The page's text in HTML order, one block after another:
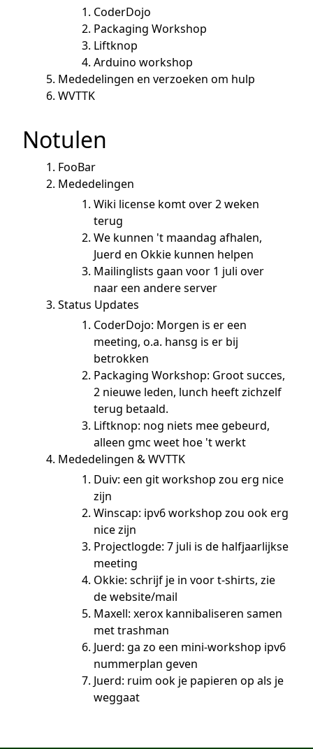
CoderDojo
Packaging Workshop
Liftknop
Arduino workshop
Mededelingen en verzoeken om hulp
WVTTK
Notulen
FooBar
Mededelingen
Wiki license komt over 2 weken
terug
We kunnen 't maandag afhalen,
Juerd en Okkie kunnen helpen
Mailinglists gaan voor 1 juli over
naar een andere server
Status Updates
CoderDojo: Morgen is er een
meeting, o.a. hansg is er bij
betrokken
Packaging Workshop: Groot succes,
2 nieuwe leden, lunch heeft zichzelf
terug betaald.
Liftknop: nog niets mee gebeurd,
alleen gmc weet hoe 't werkt
Mededelingen & WVTTK
Duiv: een git workshop zou erg nice
zijn
Winscap: ipv6 workshop zou ook erg
nice zijn
Projectlogde: 7 juli is de halfjaarlijkse
meeting
Okkie: schrijf je in voor t-shirts, zie
de website/mail
Maxell: xerox kannibaliseren samen
met trashman
Juerd: ga zo een mini-workshop ipv6
nummerplan geven
Juerd: ruim ook je papieren op als je
weggaat